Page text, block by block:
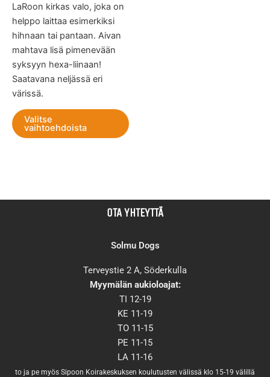
LaRoon kirkas valo, joka on
helppo laittaa esimerkiksi
hihnaan tai pantaan. Aivan
mahtava lisä pimenevään
syksyyn hexa-liinaan!
Saatavana neljässä eri
värissä.
Valitse
vaihtoehdoista
OTA YHTEYTTÄ
Solmu Dogs
Terveystie 2 A, Söderkulla
Myymälän aukioloajat:
TI 12-19
KE 11-19
TO 11-15
PE 11-15
LA 11-16
to ja pe myös Sipoon Koirakeskuksen koulutusten välissä klo 15-19 välillä